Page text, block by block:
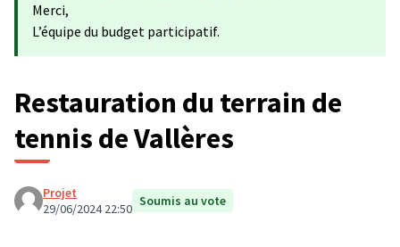
Merci,
L’équipe du budget participatif.
Restauration du terrain de
tennis de Vallères
Projet
29/06/2024 22:50 Soumis au vote